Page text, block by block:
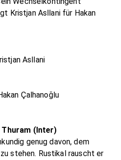
Kristjan Asllani für Hakan
Asllani
Çalhanoğlu
(Inter)
genug davon, dem
stehen. Rustikal rauscht er